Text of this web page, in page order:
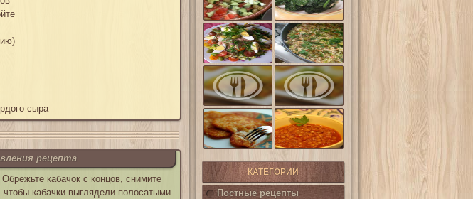
сыра
рецепта
кабачок с концов, снимите
кабачки выглядели полосатыми.
(Салат
Кампестре)
шпинат
Французский
салат Нисуаз
Ленивые
кабачки
Овощная
запеканка из
кабачков и
баклажанов
Салат из печени
трески с
каперсами
Картофельные
котлетки с
кукурузой
Горошница
КАТЕГОРИИ
Постные рецепты